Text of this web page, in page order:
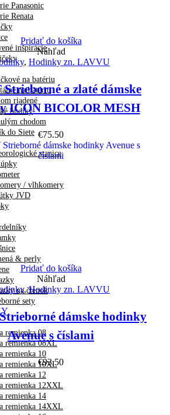
Panasonic
Renata
inšpirácie
na batériu
na batériu
riadené
budíky
chodom
do Siete
stanice
/ vlhkomery
JVD
& perly
na členok
sety
remienka 08
remienka 08XL
remienka 10
remienka 10XL
remienka 12
remienka 12XXL
remienka 14
remienka 14XXL
Pridať do košíka
Náhľad
, Hodinky zn. LAVVU
a zlaté dámske
ICON BICOLOR MESH
€75.50
Pridať do košíka
Náhľad
,Hodinky zn. LAVVU
dámske hodinky
Avenue s číslami
€93.50